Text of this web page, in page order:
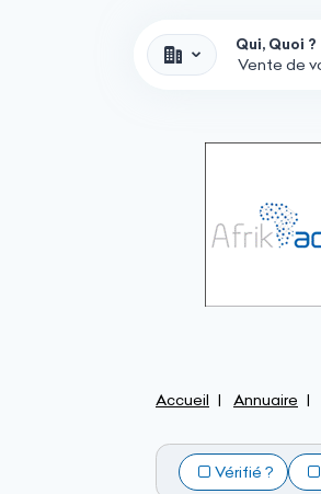
Qui, Quoi ?
Accueil Annuaire
Vérifié ?